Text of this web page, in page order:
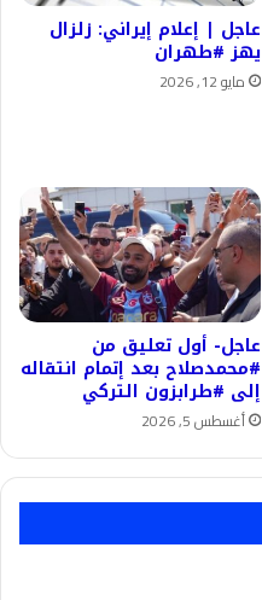
عاجل | إعلام إيراني: زلزال
يهز #طهران
مايو 12, 2026
عاجل- أول تعليق من
#محمدصلاح بعد إتمام انتقاله
إلى #طرابزون التركي
أغسطس 5, 2026